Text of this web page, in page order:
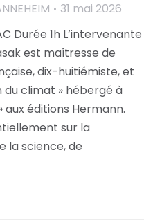
31 mai 2026
Durée 1h L’intervenante
est maîtresse de
dix-huitiémiste, et
climat » hébergé à
aux éditions Hermann.
sur la
la science, de